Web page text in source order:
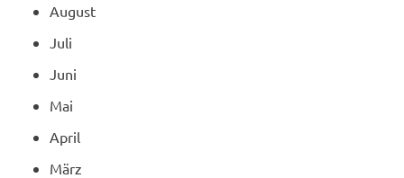
August
Juli
Juni
Mai
April
März